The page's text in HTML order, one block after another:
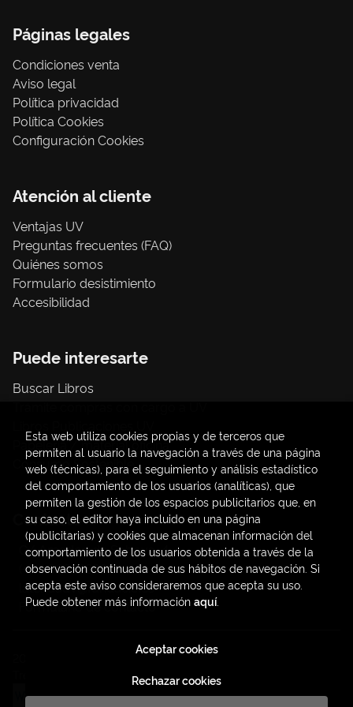
Páginas legales
Condiciones venta
Aviso legal
Política privacidad
Política Cookies
Configuración Cookies
Atención al cliente
Ventajas UV
Preguntas frecuentes (FAQ)
Quiénes somos
Formulario desistimiento
Accesibilidad
Puede interesarte
Buscar Libros
Papelería / material oficina
Consumo Sostenible
Contacto
C/ Amadeo de Saboya, 4
(+34) 963828968
latendauv@fundacio.es
Formulario de contacto
. Todos los Derechos Reservados |
Esta web utiliza cookies propias y de terceros que
permiten al usuario la navegación a través de una página
web (técnicas), para el seguimiento y análisis estadístico
del comportamiento de los usuarios (analíticas), que
permiten la gestión de los espacios publicitarios que, en
su caso, el editor haya incluido en una página
(publicitarias) y cookies que almacenan información del
comportamiento de los usuarios obtenida a través de la
observación continuada de sus hábitos de navegación. Si
acepta este aviso consideraremos que acepta su uso.
Puede obtener más información aquí.
Rechazar cookies
Aceptar cookies